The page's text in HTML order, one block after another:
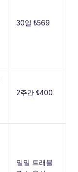
30일 ₺569
2주간 ₺400
일일 트래블